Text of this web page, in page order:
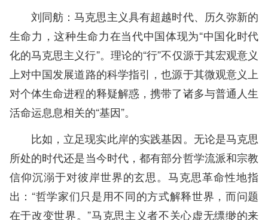
刘同舫：马克思主义具有超越时代、历久弥新的
生命力，这种生命力在当代中国体现为“中国化时代
化的马克思主义行”。理论的“行”不仅源于其宏观意义
上对中国发展道路的科学指引，也源于其微观意义上
对个体生命进程的释疑解惑，携带了诸多与普通人生
活命运息息相关的“基因”。
比如，立足现实此岸的实践基因。无论是马克思
所处的时代还是当今时代，都有部分哲学流派和宗教
信仰沉溺于对彼岸世界的玄思。马克思革命性地指
出：“哲学家们只是用不同的方式解释世界，而问题
在于改变世界。”马克思主义者不关心虚无缥缈的来